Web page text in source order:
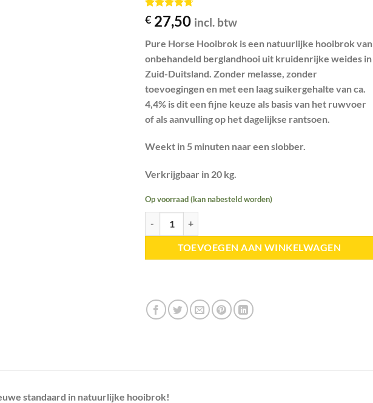
Gewaardeerd
4.67op 5
op
3
klant
waarderingen
€ 27,50 incl. btw
Pure Horse Hooibrok is een natuurlijke hooibrok van
onbehandeld berglandhooi uit kruidenrijke weides in
Zuid-Duitsland. Zonder melasse, zonder
toevoegingen en met een laag suikergehalte van ca.
4,4% is dit een fijne keuze als basis van het ruwvoer
of als aanvulling op het dagelijkse rantsoen.
Weekt in 5 minuten naar een slobber.
Verkrijgbaar in 20 kg.
Op voorraad (kan nabesteld worden)
TOEVOEGEN AAN WINKELWAGEN
standaard in natuurlijke hooibrok!